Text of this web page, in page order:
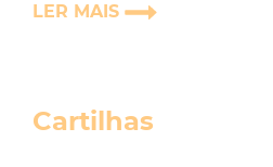
LER MAIS
Cartilhas